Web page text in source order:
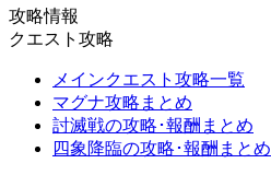
攻略情報
クエスト攻略
メインクエスト攻略一覧
マグナ攻略まとめ
討滅戦の攻略･報酬まとめ
四象降臨の攻略･報酬まとめ